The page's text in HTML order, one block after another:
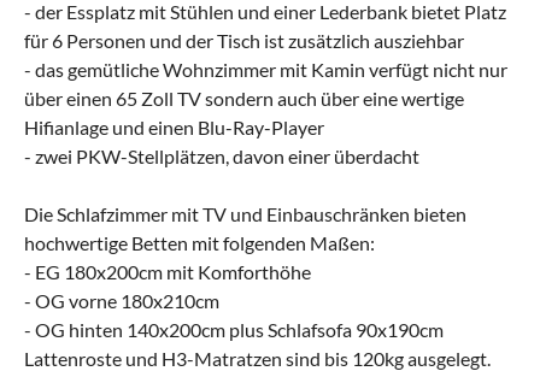
- der Essplatz mit Stühlen und einer Lederbank bietet Platz
für 6 Personen und der Tisch ist zusätzlich ausziehbar
- das gemütliche Wohnzimmer mit Kamin verfügt nicht nur
über einen 65 Zoll TV sondern auch über eine wertige
Hifianlage und einen Blu-Ray-Player
- zwei PKW-Stellplätzen, davon einer überdacht
Die Schlafzimmer mit TV und Einbauschränken bieten
hochwertige Betten mit folgenden Maßen:
- EG 180x200cm mit Komforthöhe
- OG vorne 180x210cm
- OG hinten 140x200cm plus Schlafsofa 90x190cm
Lattenroste und H3-Matratzen sind bis 120kg ausgelegt.